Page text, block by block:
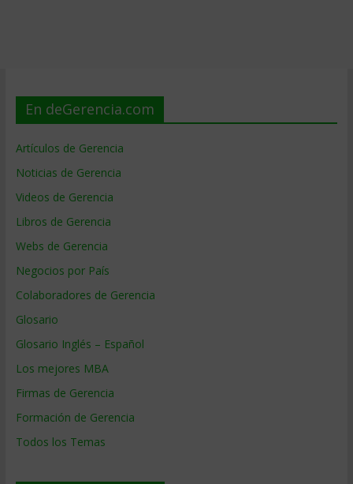
En deGerencia.com
Artículos de Gerencia
Noticias de Gerencia
Videos de Gerencia
Libros de Gerencia
Webs de Gerencia
Negocios por País
Colaboradores de Gerencia
Glosario
Glosario Inglés – Español
Los mejores MBA
Firmas de Gerencia
Formación de Gerencia
Todos los Temas